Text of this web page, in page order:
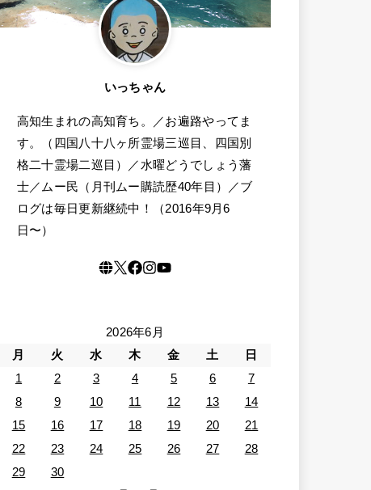
いっちゃん
高知生まれの高知育ち。／お遍路やってま
す。（四国八十八ヶ所霊場三巡目、四国別
格二十霊場二巡目）／水曜どうでしょう藩
士／ムー民（月刊ムー購読歴40年目）／ブ
ログは毎日更新継続中！（2016年9月6
日〜）
2026年6月
月
火 水 木 金 土
日
1
2 3 4 5 6
7
8
9 10 11 12 13
14
15
16 17 18 19 20
21
22
23 24 25 26 27
28
29
30